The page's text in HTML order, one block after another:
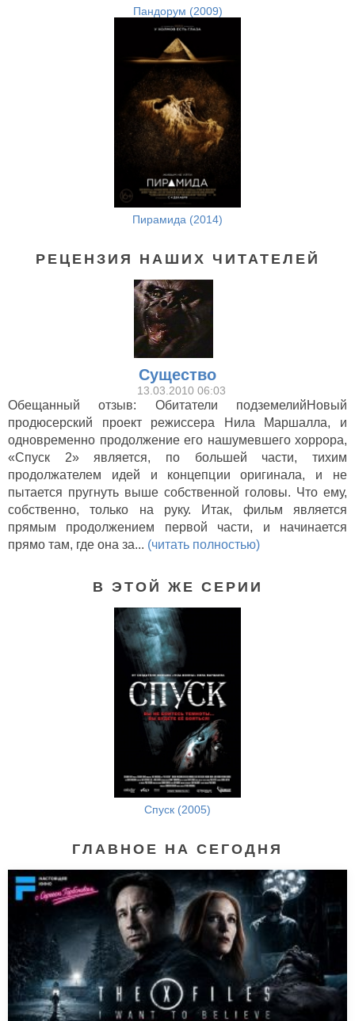
Пандорум (2009)
Пирамида (2014)
РЕЦЕНЗИЯ НАШИХ ЧИТАТЕЛЕЙ
Существо
13.03.2010 06:03
Обещанный отзыв: Обитатели подземелийНовый
продюсерский проект режиссера Нила Маршалла, и
одновременно продолжение его нашумевшего хоррора,
«Спуск 2» является, по большей части, тихим
продолжателем идей и концепции оригинала, и не
пытается пругнуть выше собственной головы. Что ему,
собственно, только на руку. Итак, фильм является
прямым продолжением первой части, и начинается
прямо там, где она за... (читать полностью)
В ЭТОЙ ЖЕ СЕРИИ
Спуск (2005)
ГЛАВНОЕ НА СЕГОДНЯ